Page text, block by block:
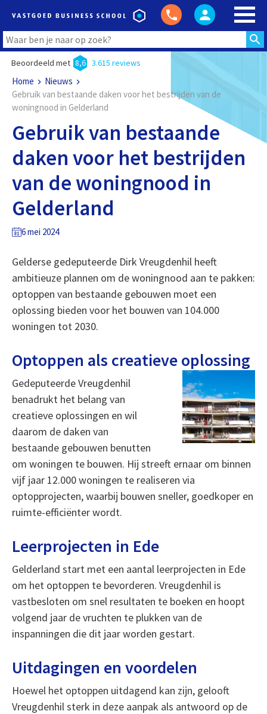
Beoordeeld met 8,6 3.615 reviews
Home
Nieuws
Gebruik van bestaande daken voor het bestrijden van de
woningnood in Gelderland
Gebruik van bestaande
daken voor het bestrijden
van de woningnood in
Gelderland
6 mei 2024
Gelderse gedeputeerde Dirk Vreugdenhil heeft
ambitieuze plannen om de woningnood aan te pakken:
optoppen van bestaande gebouwen moet een
oplossing bieden voor het bouwen van 104.000
woningen tot 2030.
Optoppen als creatieve oplossing
Gedeputeerde Vreugdenhil
benadrukt het belang van
creatieve oplossingen en wil
daarom de daken van
bestaande gebouwen benutten
om woningen te bouwen. Hij streeft ernaar om binnen
vijf jaar 12.000 woningen te realiseren via
optopprojecten, waarbij bouwen sneller, goedkoper en
ruimte-efficiënter wordt.
Leerprojecten in Ede
Gelderland start met een aantal leerprojecten in Ede
om het optoppen te bevorderen. Vreugdenhil is
vastbesloten om snel resultaten te boeken en hoopt
volgend jaar de vruchten te plukken van de
inspanningen die dit jaar worden gestart.
Uitdagingen en voordelen
Hoewel het optoppen uitdagend kan zijn, gelooft
Vreugdenhil sterk in deze aanpak als antwoord op de